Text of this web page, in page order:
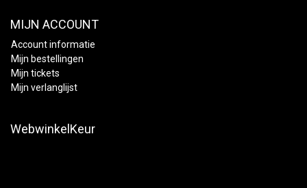
MIJN ACCOUNT
Account informatie
Mijn bestellingen
Mijn tickets
Mijn verlanglijst
WebwinkelKeur